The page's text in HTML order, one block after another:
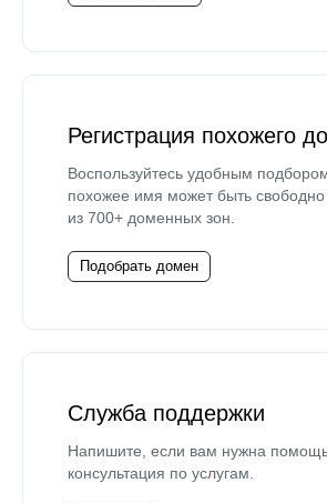
Регистрация похожего
Воспользуйтесь удобным
похожее имя может быть
из 700+ доменных зон.
Подобрать домен
Служба поддержки
Напишите, если вам нужна
консультация по услугам.